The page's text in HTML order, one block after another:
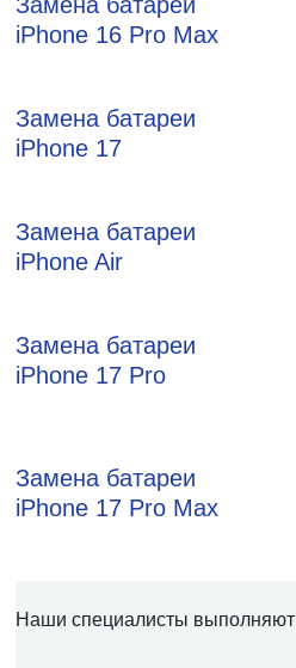
iPhone 16 Pro Max
Замена батареи
iPhone 17
Замена батареи
iPhone Air
Замена батареи
iPhone 17 Pro
Замена батареи
iPhone 17 Pro Max
Наши специалисты выполняют